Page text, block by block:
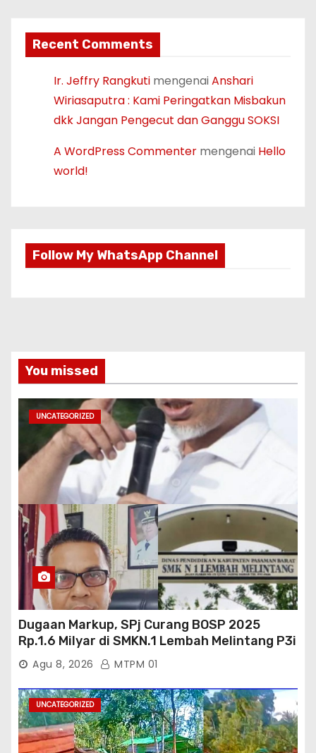
Recent Comments
Ir. Jeffry Rangkuti mengenaiAnshari
Wiriasaputra : Kami Peringatkan Misbakun
dkk Jangan Pengecut dan Ganggu SOKSI
A WordPress Commenter mengenai Hello
world!
Follow My WhatsApp Channel
You missed
UNCATEGORIZED
Dugaan Markup, SPj Curang BOSP 2025
Rp.1.6 Milyar di SMKN.1 Lembah Melintang P3i
: Kajati Sumbar Panggil dan Periksa
Agu 8, 2026 MTPM 01
UNCATEGORIZED